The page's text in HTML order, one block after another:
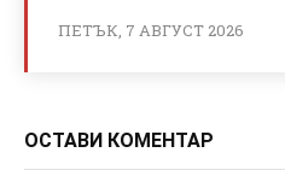
ПЕТЪК, 7 АВГУСТ 2026
ОСТАВИ КОМЕНТАР